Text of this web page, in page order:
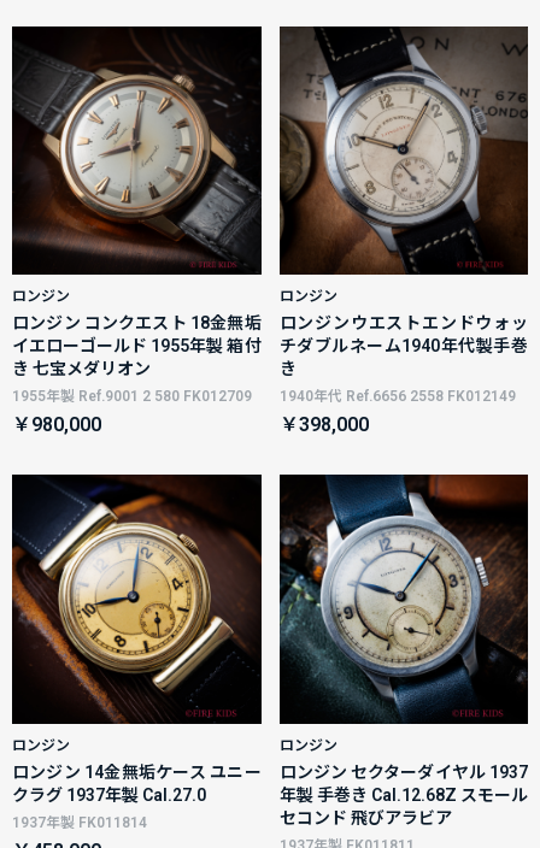
ロンジン
ロンジン コンクエスト 18金無垢
イエローゴールド 1955年製 箱付
き 七宝メダリオン
1955年製 Ref.9001 2 580 FK012709
￥980,000
ロンジン
ロンジンウエストエンドウォッ
チダブルネーム1940年代製手巻
き
1940年代 Ref.6656 2558 FK012149
￥398,000
ロンジン
ロンジン 14金無垢ケース ユニー
クラグ 1937年製 Cal.27.0
1937年製 FK011814
ロンジン
ロンジン セクターダイヤル 1937
年製 手巻き Cal.12.68Z スモール
セコンド 飛びアラビア